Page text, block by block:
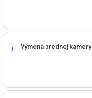
Výmena prednej kamery